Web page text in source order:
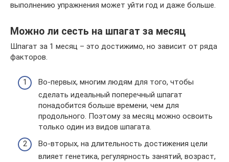
выполнению упражнения может уйти год и даже больше.
Можно ли сесть на шпагат за месяц
Шпагат за 1 месяц – это достижимо, но зависит от ряда
факторов.
Во-первых, многим людям для того, чтобы
сделать идеальный поперечный шпагат
понадобится больше времени, чем для
продольного. Поэтому за месяц можно освоить
только один из видов шпагата.
Во-вторых, на длительность достижения цели
влияет генетика, регулярность занятий, возраст,